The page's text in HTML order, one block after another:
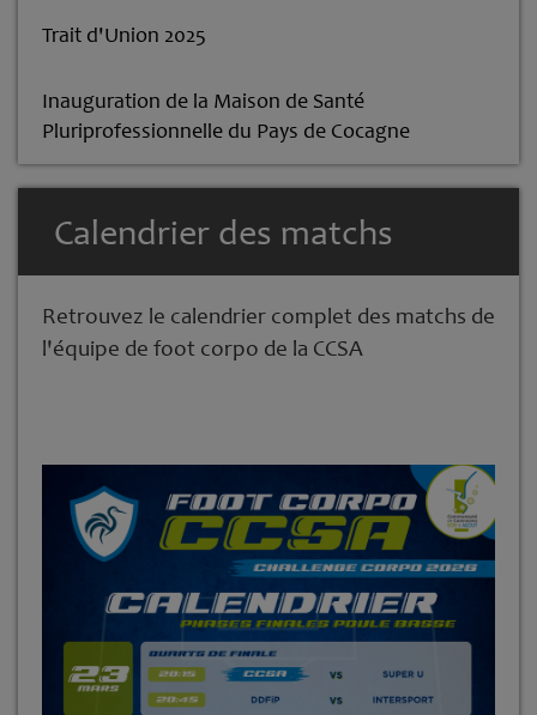
Trait d'Union 2025
Inauguration de la Maison de Santé
Pluriprofessionnelle du Pays de Cocagne
Calendrier des matchs
Retrouvez le calendrier complet des matchs de
l'équipe de foot corpo de la CCSA